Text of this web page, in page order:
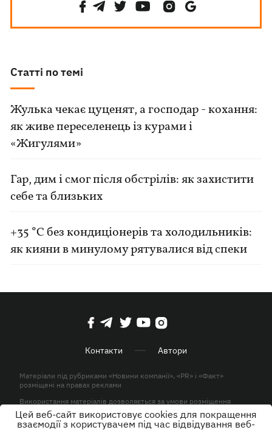
Статті по темі
Жулька чекає цуценят, а господар - кохання:
як живе переселенець із курами і
«Жигулями»
Гар, дим і смог після обстрілів: як захистити
себе та близьких
+35 °C без кондиціонерів та холодильників:
як кияни в минулому рятувалися від спеки
Контакти Автори
Матеріали під рубриками «Новини компанії», «PR» і «Факт»
розміщені на правах реклами
Використання матеріалів дозволяється за умови розміщення
активного гіперпосилання на KP.UA в першому абзаці.
© ТОВ «ЮЛАВ МЕДІА» 2026. Всі права захищені.
Цей веб-сайт використовує cookies для покращення
взаємодії з користувачем під час відвідування веб-